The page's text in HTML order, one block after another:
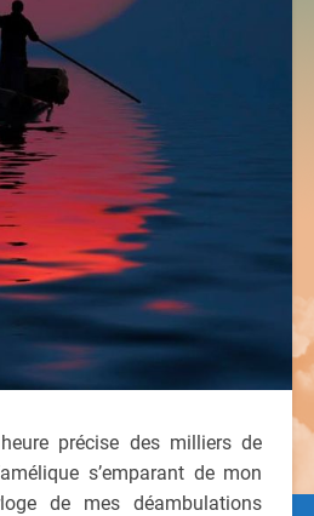
précise des milliers de
s’emparant de mon
de mes déambulations